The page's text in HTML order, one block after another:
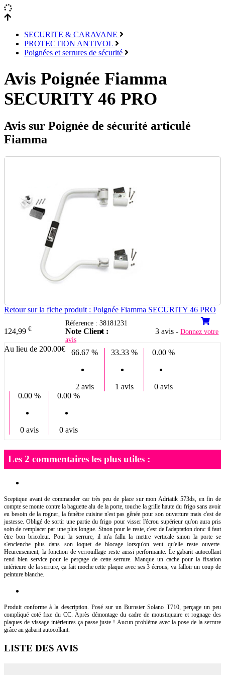
SECURITE & CARAVANE
PROTECTION ANTIVOL
Poignées et serrures de sécurité
Avis Poignée Fiamma
SECURITY 46 PRO
Avis sur Poignée de sécurité articulé
Fiamma
Retour sur la fiche produit : Poignée Fiamma SECURITY 46 PRO
124,99 €
Au lieu de 200.00€
Réference : 38181231
Note Client : 3 avis -Donnez votre
avis
66.67 %
2 avis
33.33 %
1 avis
0.00 %
0 avis
0.00 %
0 avis
0.00 %
0 avis
Les 2 commentaires les plus utiles :
Sceptique avant de commander car très peu de place sur mon Adriatik 573ds, en fin de
compte se monte contre la baguette alu de la porte, touche la grille haute du frigo sans avoir
eu besoin de la rogner, la fenêtre cuisine n'est pas gênée pour son ouverture mais c'est de
justesse. Obligé de sortir une partie du frigo pour visser l'écrou supérieur qu'on aura pris
soin de remplacer par une plus longue. Sinon pour le reste, c'est de l'adaptation donc il faut
être bon bricoleur. Pour la serrure, il m'a fallu la mettre verticale sinon la porte se
s'enclenche plus dans son loquet de blocage lorsqu'on veut qu'elle reste ouverte.
Heureusement, la fonction de verrouillage reste aussi performante. Le gabarit autocollant
rend bien service pour le perçage de cette serrure. Manque un cache pour la fixation
intérieure de la serrure, ça fait moche cette plaque avec ses 3 écrous, va falloir un coup de
peinture blanche.
Produit conforme à la description. Posé sur un Burnster Solano T710, perçage un peu
compliqué coté fixe du CC. Après démontage du cadre de moustiquaire et rognage des
plaques de vissage intérieures ça passe juste ! Aucun problème avec la pose de la serrure
grâce au gabarit autocollant.
LISTE DES AVIS